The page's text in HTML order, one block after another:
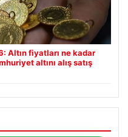
Altın fiyatları ne kadar
altını alış satış